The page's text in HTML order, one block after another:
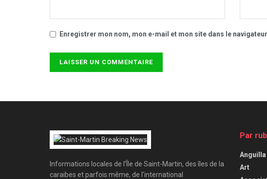
Enregistrer mon nom, mon e-mail et mon site dans le
Informations locales de l'Île de Saint-Martin, des îles de la
caraibes et parfois même, de l'international
Par
Anguilla
Art